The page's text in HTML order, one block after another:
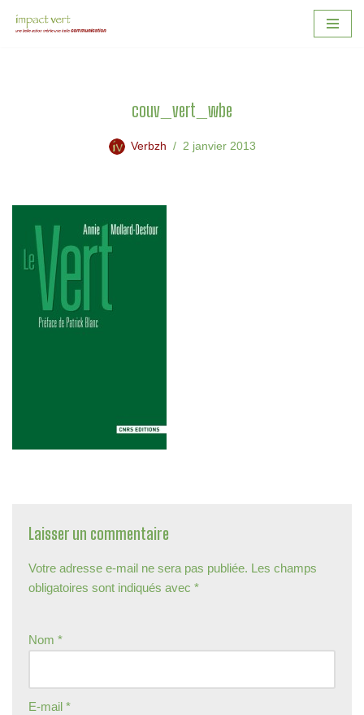
couv_vert_wbe
Verbzh 2 janvier 2013
Laisser un commentaire
Votre adresse e-mail ne sera pas publiée. Les champs
obligatoires sont indiqués avec *
Nom *
E-mail *